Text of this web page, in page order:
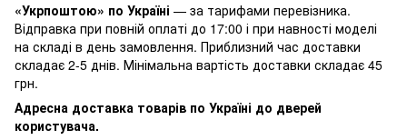
«Укрпоштою» по Україні — за тарифами перевізника.
Відправка при повній оплаті до 17:00 і при навності моделі
на складі в день замовлення. Приблизний час доставки
складає 2-5 днів. Мінімальна вартість доставки складає 45
грн.
Адресна доставка товарів по Україні до дверей
користувача.